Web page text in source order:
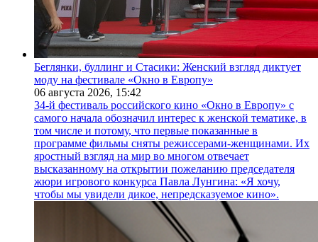
Беглянки, буллинг и Стасики: Женский взгляд диктует
моду на фестивале «Окно в Европу»
06 августа 2026, 15:42
34-й фестиваль российского кино «Окно в Европу» с
самого начала обозначил интерес к женской тематике, в
том числе и потому, что первые показанные в
программе фильмы сняты режиссерами-женщинами. Их
яростный взгляд на мир во многом отвечает
высказанному на открытии пожеланию председателя
жюри игрового конкурса Павла Лунгина: «Я хочу,
чтобы мы увидели дикое, непредсказуемое кино».